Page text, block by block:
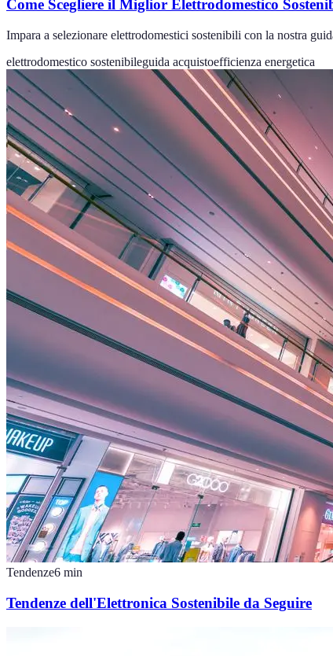
Come Scegliere il Miglior Elettrodomestico
Impara a selezionare elettrodomestici sostenibili con la nostra
elettrodomestico sostenibileguida acquistoefficienza energetica
Tendenze6 min
Tendenze dell'Elettronica Sostenibile da Seguire